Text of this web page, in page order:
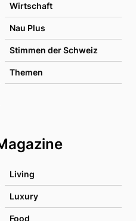
Wirtschaft
Nau Plus
Stimmen der Schweiz
Themen
Living
Luxury
Food